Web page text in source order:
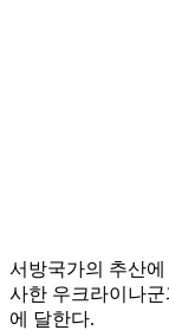
서방국가의 추산
사한 우크라이나
에 달한다.